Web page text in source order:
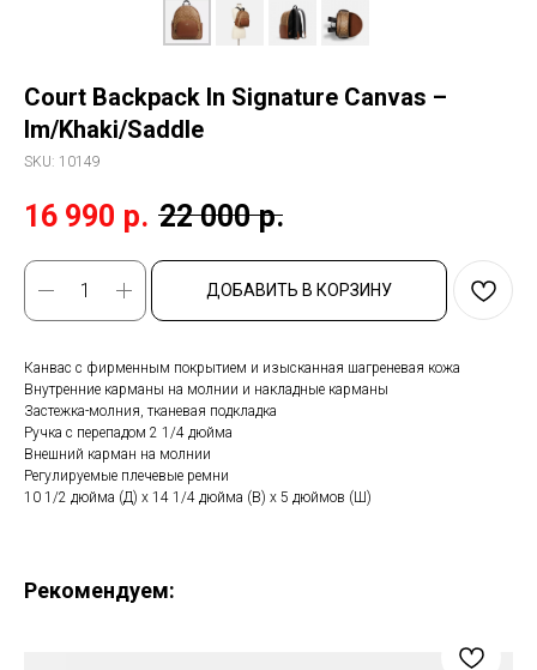
Court Backpack In Signature Canvas –
Im/Khaki/Saddle
SKU: 10149
16 990 р. 22 000 р.
ДОБАВИТЬ В КОРЗИНУ
Канвас с фирменным покрытием и изысканная шагреневая кожа
Внутренние карманы на молнии и накладные карманы
Застежка-молния, тканевая подкладка
Ручка с перепадом 2 1/4 дюйма
Внешний карман на молнии
Регулируемые плечевые ремни
10 1/2 дюйма (Д) x 14 1/4 дюйма (В) x 5 дюймов (Ш)
Рекомендуем: